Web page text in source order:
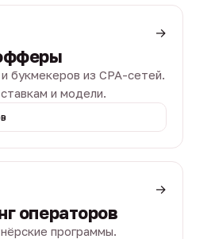
→
букмекеров из CPA-сетей.
и модели.
→
операторов
программы.